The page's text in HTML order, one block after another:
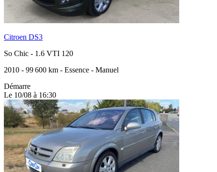
Citroen DS3
So Chic - 1.6 VTI 120
2010 - 99 600 km - Essence - Manuel
Démarre
Le 10/08 à 16:30